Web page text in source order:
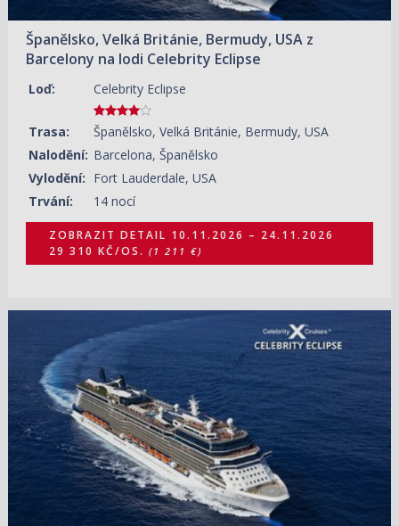
Španělsko, Velká Británie, Bermudy, USA z
Barcelony na lodi Celebrity Eclipse
Loď: Celebrity Eclipse
Trasa:
Španělsko, Velká Británie, Bermudy, USA
Nalodění: Barcelona, Španělsko
Vylodění: Fort Lauderdale, USA
Trvání:
14 nocí
ZOBRAZIT DETAIL 10.11.2026 – 24.11.2026
29 310 KČ/OS. (1 211 €)
ZOBRAZIT DETAIL
24.11.2026 – 03.12.2026
25 170 KČ/OS.
ZOBRAZIT DETAIL
02.04.2027 – 11.04.2027
32 720 KČ/OS.
(1 352 €)